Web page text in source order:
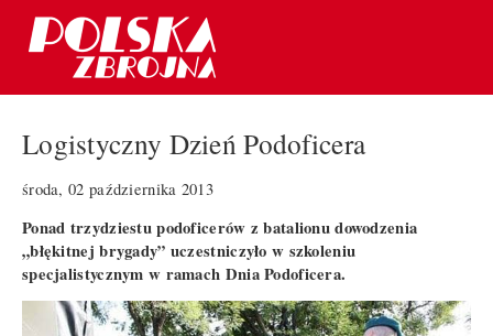
Logistyczny Dzień Podoficera
środa, 02 października 2013
Ponad trzydziestu podoficerów z batalionu dowodzenia
„błękitnej brygady” uczestniczyło w szkoleniu
specjalistycznym w ramach Dnia Podoficera.